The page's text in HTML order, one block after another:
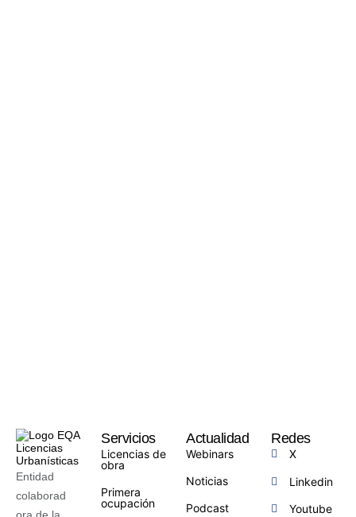
Entidad
colaborad
Servicios
Licencias de
obra
Primera
ocupación
Actualidad
Webinars
Noticias
Podcast
Redes
X
Linkedin
Youtube